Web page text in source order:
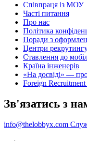
Співпраця із МОУ
Часті питання
Про нас
Політика
Поради з
Центри рекрутингу
Ставлення до
Країна інженерів
«На досвіді» —
Foreign Recruitment
Зв'язатись з
info@thelobbyx.com